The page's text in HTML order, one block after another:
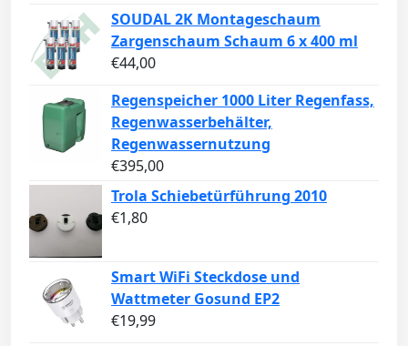
SOUDAL 2K Montageschaum
Zargenschaum Schaum 6 x 400 ml
€44,00
Regenspeicher 1000 Liter Regenfass,
Regenwasserbehälter,
Regenwassernutzung
€395,00
Trola Schiebetürführung 2010
€1,80
Smart WiFi Steckdose und
Wattmeter Gosund EP2
€19,99